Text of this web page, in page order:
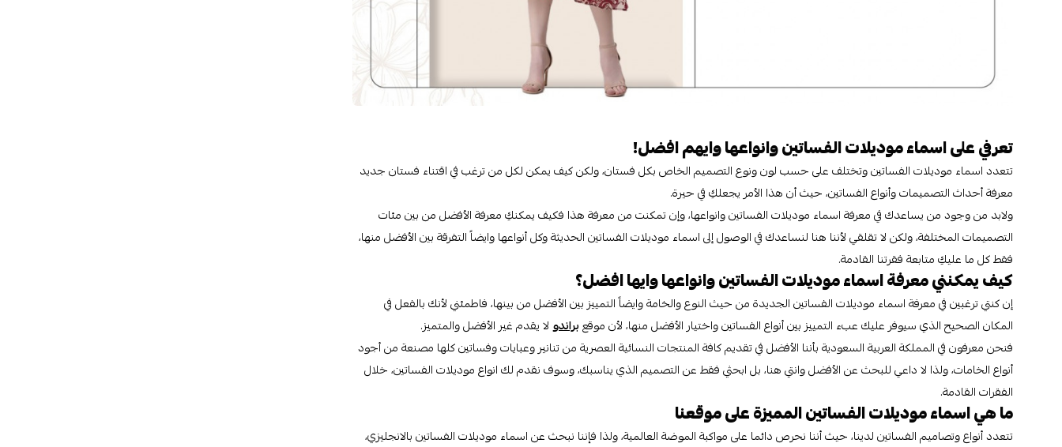
تعرفي على اسماء موديلات الفساتين وانواعها وايهم افضل!
تتعدد اسماء موديلات الفساتين وتختلف على حسب لون ونوع التصميم الخاص بكل فستان، ولكن كيف يمكن لكل من ترغب في اقتناء فستان جديد
معرفة أحداث التصميمات وأنواع الفساتين، حيث أن هذا الأمر يجعلكِ في حيرة.
ولابد من وجود من يساعدك في معرفة اسماء موديلات الفساتين وانواعها، وإن تمكنت من معرفة هذا فكيف يمكنكِ معرفة الأفضل من بين مئات
التصميمات المختلفة، ولكن لا تقلقي لأننا هنا لنساعدك في الوصول إلى اسماء موديلات الفساتين الحديثة وكل أنواعها وايضاً التفرقة بين الأفضل منها،
فقط كل ما عليكِ متابعة فقرتنا القادمة.
كيف يمكنني معرفة اسماء موديلات الفساتين وانواعها وايها افضل؟
إن كنتي ترغبين في معرفة اسماء موديلات الفساتين الجديدة من حيث النوع والخامة وايضاً التمييز بين الأفضل من بينها، فاطمئني لأنك بالفعل في
المكان الصحيح الذي سيوفر عليك عبء التمييز بين أنواع الفساتين واختيار الأفضل منها، لأن موقعبراندولا يقدم غير الأفضل والمتميز.
فنحن معرفون في المملكة العربية السعودية بأننا الأفضل في تقديم كافة المنتجات النسائية العصرية من تنانير وعبايات وفساتين كلها مصنعة من أجود
أنواع الخامات، ولذا لا داعي للبحث عن الأفضل وانتي هنا، بل ابحثي فقط عن التصميم الذي يناسبك، وسوف نقدم لك انواع موديلات الفساتين، خلال
الفقرات القادمة.
ما هي اسماء موديلات الفساتين المميزة على موقعنا
تتعدد أنواع وتصاميم الفساتين لدينا، حيث أننا نحرص دائما على مواكبة الموضة العالمية، ولذا فإننا نبحث عن اسماء موديلات الفساتين بالانجليزي،